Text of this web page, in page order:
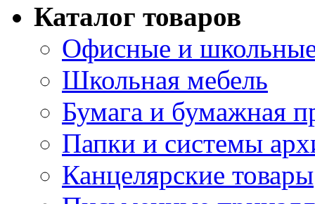
Каталог товаров
Офисные и
Школьная мебель
Бумага и бумажная
Папки и системы
Канцелярские товары